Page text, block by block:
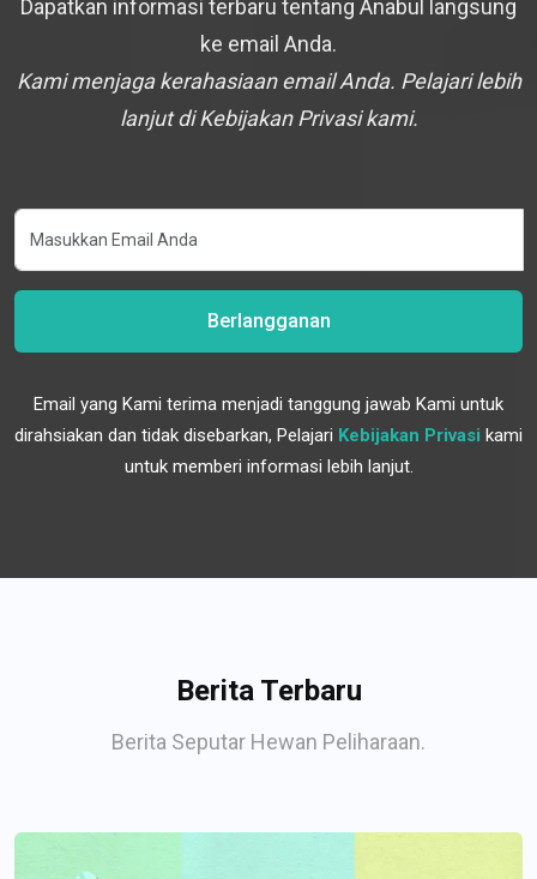
Dapatkan informasi terbaru tentang Anabul langsung
ke email Anda.
Kami menjaga kerahasiaan email Anda. Pelajari lebih
lanjut di Kebijakan Privasi kami.
Berlangganan
Email yang Kami terima menjadi tanggung jawab Kami untuk
dirahsiakan dan tidak disebarkan, Pelajari Kebijakan Privasi kami
untuk memberi informasi lebih lanjut.
Berita Terbaru
Berita Seputar Hewan Peliharaan.